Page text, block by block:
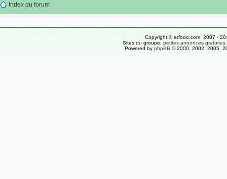
Index du forum
Copyright © arfooo.com 2007 -
Sites du groupe: petites annonces gratuites
Powered by phpBB © 2000, 2002, 2005,